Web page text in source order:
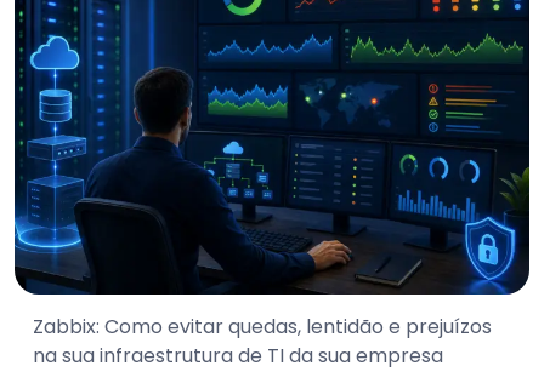
Zabbix: Como evitar quedas, lentidão e prejuízos
na sua infraestrutura de TI da sua empresa